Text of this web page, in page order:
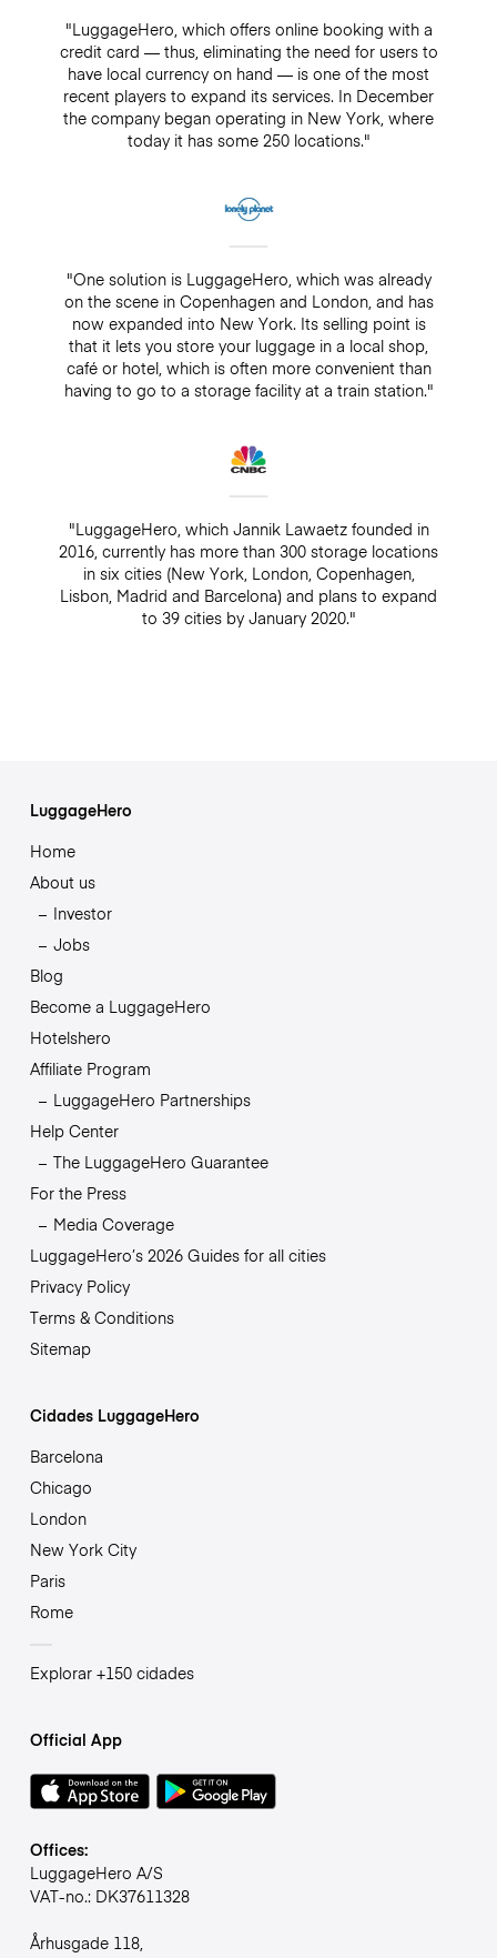
"LuggageHero, which offers online booking with a
credit card — thus, eliminating the need for users to
have local currency on hand — is one of the most
recent players to expand its services. In December
the company began operating in New York, where
today it has some 250 locations."
"One solution is LuggageHero, which was already
on the scene in Copenhagen and London, and has
now expanded into New York. Its selling point is
that it lets you store your luggage in a local shop,
café or hotel, which is often more convenient than
having to go to a storage facility at a train station."
"LuggageHero, which Jannik Lawaetz founded in
2016, currently has more than 300 storage locations
in six cities (New York, London, Copenhagen,
Lisbon, Madrid and Barcelona) and plans to expand
to 39 cities by January 2020."
LuggageHero
Home
About us
Investor
Jobs
Blog
Become a LuggageHero
Hotelshero
Affiliate Program
LuggageHero Partnerships
Help Center
The LuggageHero Guarantee
For the Press
Media Coverage
LuggageHero’s 2026 Guides for all cities
Privacy Policy
Terms & Conditions
Sitemap
Cidades LuggageHero
Barcelona
Chicago
London
New York City
Paris
Rome
Explorar +150 cidades
Official App
Offices:
LuggageHero A/S
VAT-no.: DK37611328
Århusgade 118,